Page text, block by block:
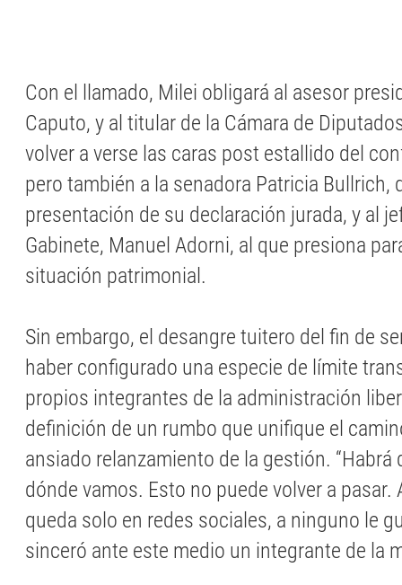
Con el llamado, Milei obligará al asesor
Caputo, y al titular de la Cámara de
volver a verse las caras post estallido del
pero también a la senadora Patricia Bullrich,
presentación de su declaración jurada, y al
Gabinete, Manuel Adorni, al que presiona
situación patrimonial.
Sin embargo, el desangre tuitero del fin de
haber configurado una especie de límite
propios integrantes de la administración
definición de un rumbo que unifique el
ansiado relanzamiento de la gestión. “Habrá
dónde vamos. Esto no puede volver a pasar.
queda solo en redes sociales, a ninguno le
sinceró ante este medio un integrante de la